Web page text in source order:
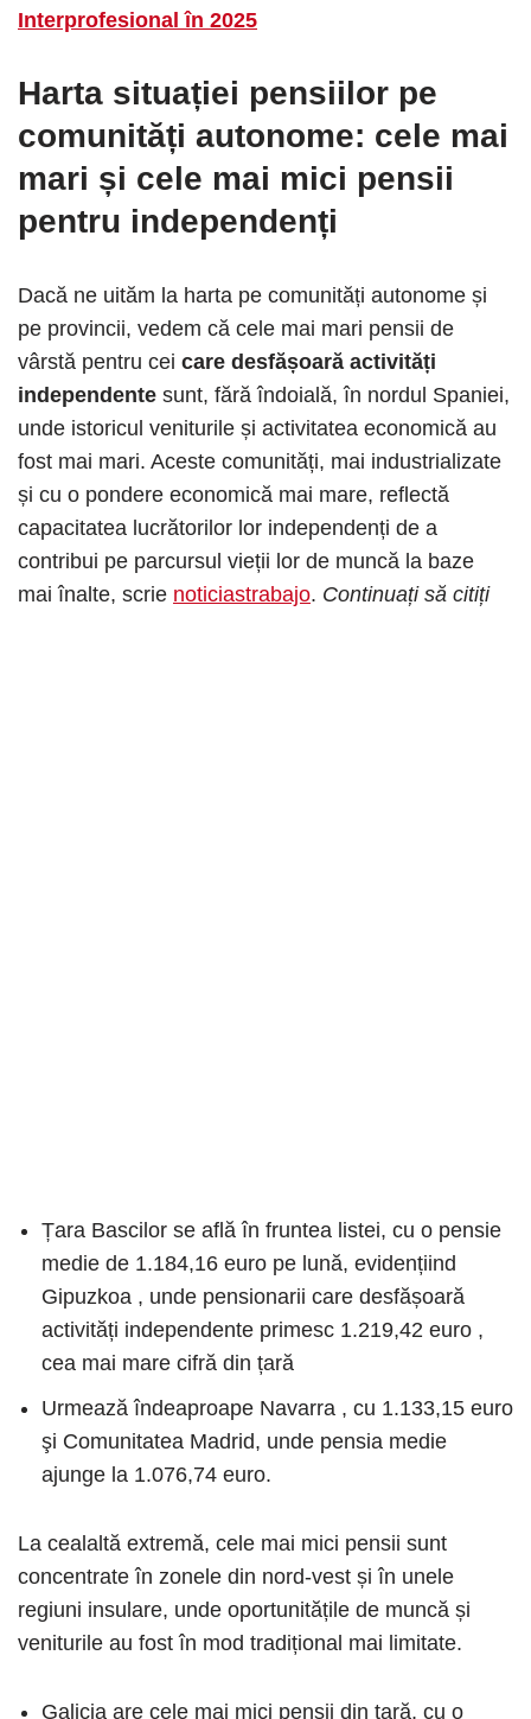
Interprofesional în 2025
Harta situației pensiilor pe
comunități autonome: cele mai
mari și cele mai mici pensii
pentru independenți
Dacă ne uităm la harta pe comunități autonome și
pe provincii, vedem că cele mai mari pensii de
vârstă pentru cei care desfășoară activități
independente sunt, fără îndoială, în nordul Spaniei,
unde istoricul veniturile și activitatea economică au
fost mai mari. Aceste comunități, mai industrializate
și cu o pondere economică mai mare, reflectă
capacitatea lucrătorilor lor independenți de a
contribui pe parcursul vieții lor de muncă la baze
mai înalte, scrie noticiastrabajo. Continuați să citiți
Țara Bascilor se află în fruntea listei, cu o pensie
medie de 1.184,16 euro pe lună, evidențiind
Gipuzkoa , unde pensionarii care desfășoară
activități independente primesc 1.219,42 euro ,
cea mai mare cifră din țară
Urmează îndeaproape Navarra , cu 1.133,15 euro
şi Comunitatea Madrid, unde pensia medie
ajunge la 1.076,74 euro.
La cealaltă extremă, cele mai mici pensii sunt
concentrate în zonele din nord-vest și în unele
regiuni insulare, unde oportunitățile de muncă și
veniturile au fost în mod tradițional mai limitate.
Galicia are cele mai mici pensii din țară, cu o